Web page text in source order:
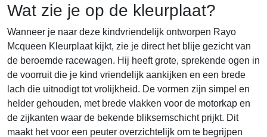
Wat zie je op de kleurplaat?
Wanneer je naar deze kindvriendelijk ontworpen Rayo
Mcqueen Kleurplaat kijkt, zie je direct het blije gezicht van
de beroemde racewagen. Hij heeft grote, sprekende ogen in
de voorruit die je kind vriendelijk aankijken en een brede
lach die uitnodigt tot vrolijkheid. De vormen zijn simpel en
helder gehouden, met brede vlakken voor de motorkap en
de zijkanten waar de bekende bliksemschicht prijkt. Dit
maakt het voor een peuter overzichtelijk om te begrijpen